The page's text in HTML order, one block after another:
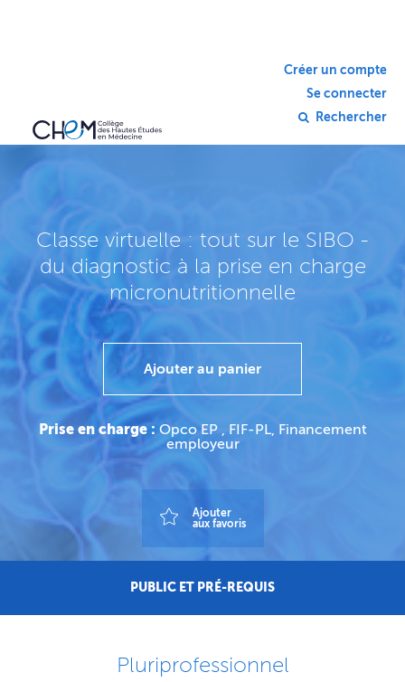
Créer un compte
Se connecter
Rechercher
Classe virtuelle : tout sur le SIBO -
du diagnostic à la prise en charge
micronutritionnelle
Ajouter au panier
Prise en charge : Opco EP , FIF-PL, Financement
employeur
Ajouter
aux favoris
PUBLIC ET PRÉ-REQUIS
Pluriprofessionnel